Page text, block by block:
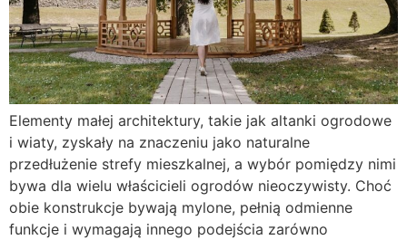
Elementy małej architektury, takie jak altanki ogrodowe
i wiaty, zyskały na znaczeniu jako naturalne
przedłużenie strefy mieszkalnej, a wybór pomiędzy nimi
bywa dla wielu właścicieli ogrodów nieoczywisty. Choć
obie konstrukcje bywają mylone, pełnią odmienne
funkcje i wymagają innego podejścia zarówno